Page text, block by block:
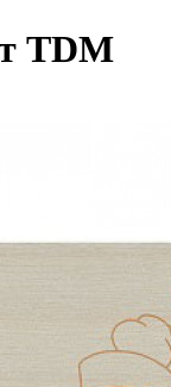
TDM